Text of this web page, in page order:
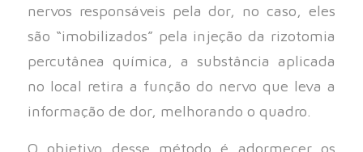
nervos responsáveis pela dor, no caso, eles
são “imobilizados” pela injeção da rizotomia
percutânea química, a substância aplicada
no local retira a função do nervo que leva a
informação de dor, melhorando o quadro.
O objetivo desse método é adormecer os